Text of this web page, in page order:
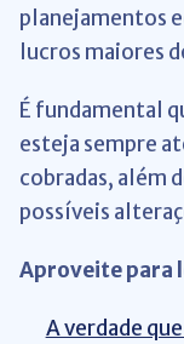
planejamentos
lucros maiores
É fundamental
esteja sempre
cobradas, além
possíveis
Aproveite para
A verdade